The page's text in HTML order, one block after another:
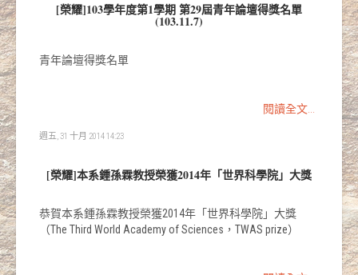
[榮耀]103學年度第1學期 第29屆青年論壇得獎名單
(103.11.7)
青年論壇得獎名單
閱讀全文...
週五, 31 十月 2014 14:23
[榮耀]本系鍾孫霖教授榮獲2014年「世界科學院」大獎
恭賀本系鍾孫霖教授榮獲2014年「世界科學院」大獎
（The Third World Academy of Sciences，TWAS prize）